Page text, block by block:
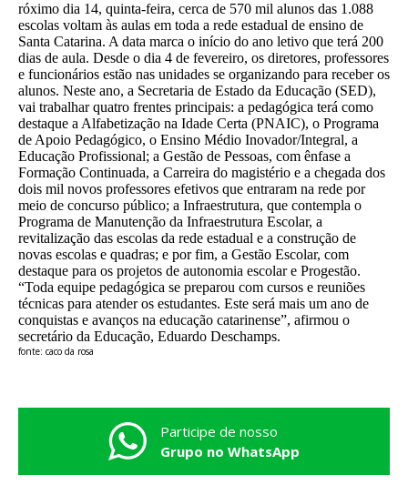
róximo dia 14, quinta-feira, cerca de 570 mil alunos das 1.088
escolas voltam às aulas em toda a rede estadual de ensino de
Santa Catarina. A data marca o início do ano letivo que terá 200
dias de aula. Desde o dia 4 de fevereiro, os diretores, professores
e funcionários estão nas unidades se organizando para receber os
alunos. Neste ano, a Secretaria de Estado da Educação (SED),
vai trabalhar quatro frentes principais: a pedagógica terá como
destaque a Alfabetização na Idade Certa (PNAIC), o Programa
de Apoio Pedagógico, o Ensino Médio Inovador/Integral, a
Educação Profissional; a Gestão de Pessoas, com ênfase a
Formação Continuada, a Carreira do magistério e a chegada dos
dois mil novos professores efetivos que entraram na rede por
meio de concurso público; a Infraestrutura, que contempla o
Programa de Manutenção da Infraestrutura Escolar, a
revitalização das escolas da rede estadual e a construção de
novas escolas e quadras; e por fim, a Gestão Escolar, com
destaque para os projetos de autonomia escolar e Progestão.
“Toda equipe pedagógica se preparou com cursos e reuniões
técnicas para atender os estudantes. Este será mais um ano de
conquistas e avanços na educação catarinense”, afirmou o
secretário da Educação, Eduardo Deschamps.
fonte: caco da rosa
Participe de nosso
Grupo no WhatsApp